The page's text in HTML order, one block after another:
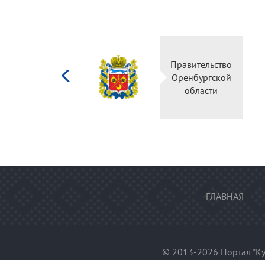
Министерство
культуры
Российской
федерации
ГЛАВНАЯ
© 2013-2026 Портал